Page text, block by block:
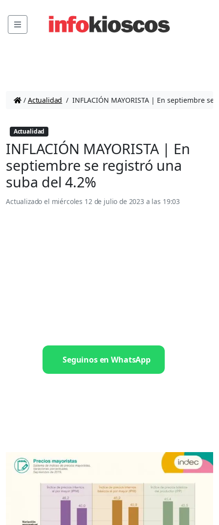
Menu
/ Actualidad / INFLACIÓN MAYORISTA | En septiembre
Actualidad
INFLACIÓN MAYORISTA | En
septiembre se registró una
suba del 4.2%
Actualizado el miércoles 12 de julio de 2023 a las 19:03
Seguinos en WhatsApp